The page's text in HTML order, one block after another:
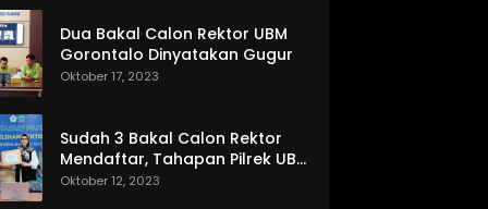
Dua Bakal Calon Rektor UBM
Gorontalo Dinyatakan Gugur
Oktober 17, 2023
Sudah 3 Bakal Calon Rektor
Mendaftar, Tahapan Pilrek UBM
Gorontalo Makin Seru
Oktober 12, 2023